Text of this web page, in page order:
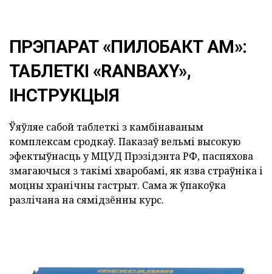
ПРЭПАРАТ «ПИЛОБАКТ АМ»:
ТАБЛЕТКІ «RANBAXY»,
ІНСТРУКЦЫЯ
Ўяўляе сабой таблеткі з камбінаваным
комплексам сродкаў. Паказаў вельмі высокую
эфектыўнасць у МЦУД Прэзідэнта РФ, паспяхова
змагаючыся з такімі хваробамі, як язва страўніка і
моцны хранічны гастрыт. Сама ж ўпакоўка
разлічана на сямідзённы курс.